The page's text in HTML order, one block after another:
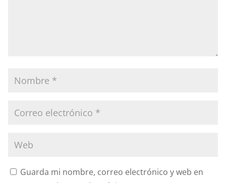
Guarda mi nombre, correo electrónico y web en